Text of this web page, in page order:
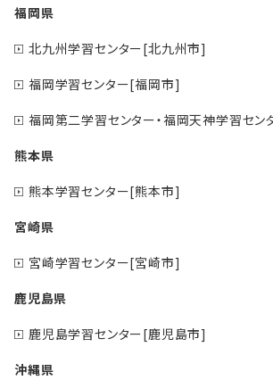
福岡県
北九州学習センター[北九州市]
福岡学習センター[福岡市]
福岡第二学習センター・福岡天神学習セ
熊本県
熊本学習センター[熊本市]
宮崎県
宮崎学習センター[宮崎市]
鹿児島県
鹿児島学習センター[鹿児島市]
沖縄県